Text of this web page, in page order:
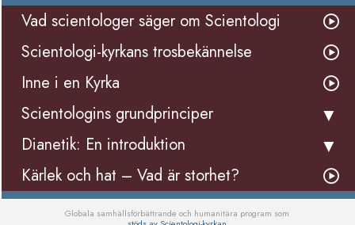
Vad scientologer säger om Scientologi
Scientologi-kyrkans trosbekännelse
Inne i en Kyrka
Scientologins grundprinciper
Dianetik: En introduktion
Kärlek och hat – Vad är storhet?
Globala samhällsförbättrande och humanitära program som